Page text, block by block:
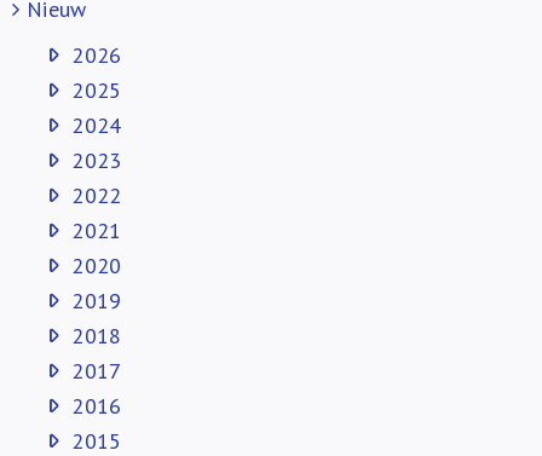
Nieuw
2026
2025
2024
2023
2022
2021
2020
2019
2018
2017
2016
2015